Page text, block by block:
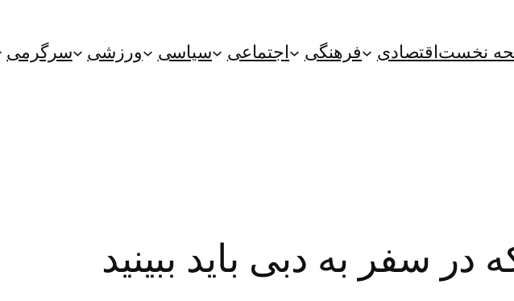
نخستاقتصادی فرهنگی اجتماعی سیاسی ورزشی سرگرمی
در سفر به دبی باید ببینید